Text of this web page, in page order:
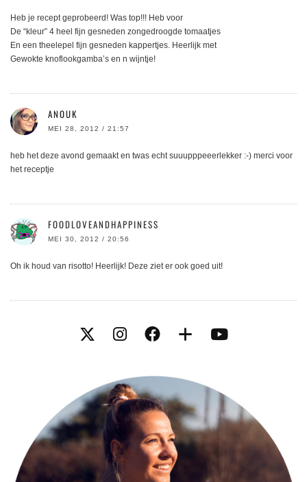
Heb je recept geprobeerd! Was top!!! Heb voor
De “kleur” 4 heel fijn gesneden zongedroogde tomaatjes
En een theelepel fijn gesneden kappertjes. Heerlijk met
Gewokte knoflookgamba’s en n wijntje!
ANOUK
MEI 28, 2012 / 21:57
heb het deze avond gemaakt en twas echt suuupppeeerlekker :-) merci voor
het receptje
FOODLOVEANDHAPPINESS
MEI 30, 2012 / 20:56
Oh ik houd van risotto! Heerlijk! Deze ziet er ook goed uit!